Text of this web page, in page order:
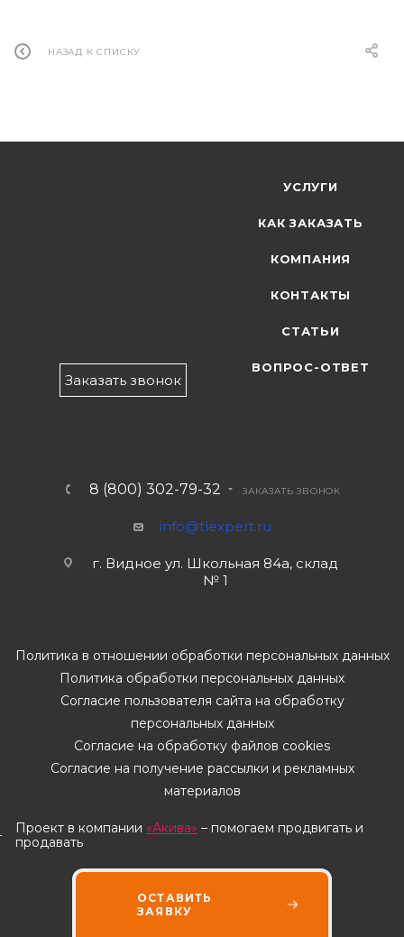
ОСТАВИТЬ
ЗАЯВКУ
НАЗАД К СПИСКУ
Заказать звонок
УСЛУГИ
КАК ЗАКАЗАТЬ
КОМПАНИЯ
КОНТАКТЫ
СТАТЬИ
ВОПРОС-ОТВЕТ
8 (800) 302-79-32 ЗАКАЗАТЬ ЗВОНОК
info@tlexpert.ru
г. Видное ул. Школьная 84а, склад
№ 1
Проект в компании «Акива» – помогаем продвигать и
продавать
Политика в отношении обработки персональных данных
Политика обработки персональных данных
Согласие пользователя сайта на обработку
персональных данных
Согласие на обработку файлов cookies
Согласие на получение рассылки и рекламных
материалов